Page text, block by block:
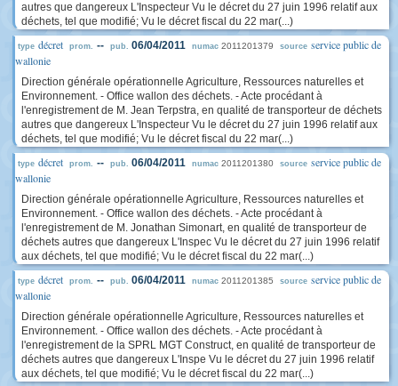
autres que dangereux L'Inspecteur Vu le décret du 27 juin 1996 relatif aux
déchets, tel que modifié; Vu le décret fiscal du 22 mar(...)
type décret prom. -- pub. 06/04/2011 numac 2011201379 source service public de
wallonie
Direction générale opérationnelle Agriculture, Ressources naturelles et
Environnement. - Office wallon des déchets. - Acte procédant à
l'enregistrement de M. Jean Terpstra, en qualité de transporteur de déchets
autres que dangereux L'Inspecteur Vu le décret du 27 juin 1996 relatif aux
déchets, tel que modifié; Vu le décret fiscal du 22 mar(...)
type décret prom. -- pub. 06/04/2011 numac 2011201380 source service public de
wallonie
Direction générale opérationnelle Agriculture, Ressources naturelles et
Environnement. - Office wallon des déchets. - Acte procédant à
l'enregistrement de M. Jonathan Simonart, en qualité de transporteur de
déchets autres que dangereux L'Inspec Vu le décret du 27 juin 1996 relatif
aux déchets, tel que modifié; Vu le décret fiscal du 22 mar(...)
type décret prom. -- pub. 06/04/2011 numac 2011201385 source service public de
wallonie
Direction générale opérationnelle Agriculture, Ressources naturelles et
Environnement. - Office wallon des déchets. - Acte procédant à
l'enregistrement de la SPRL MGT Construct, en qualité de transporteur de
déchets autres que dangereux L'Inspe Vu le décret du 27 juin 1996 relatif
aux déchets, tel que modifié; Vu le décret fiscal du 22 mar(...)